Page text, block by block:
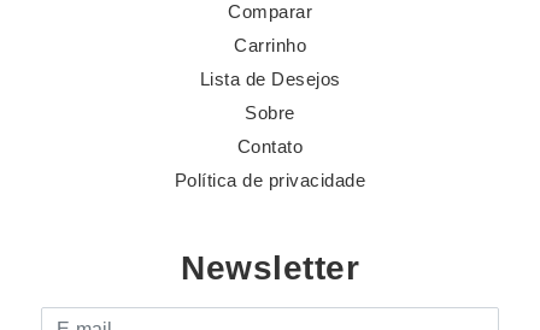
Comparar
Carrinho
Lista de Desejos
Sobre
Contato
Política de privacidade
Newsletter
E-mail